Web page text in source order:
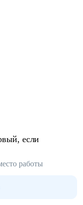
если
работы